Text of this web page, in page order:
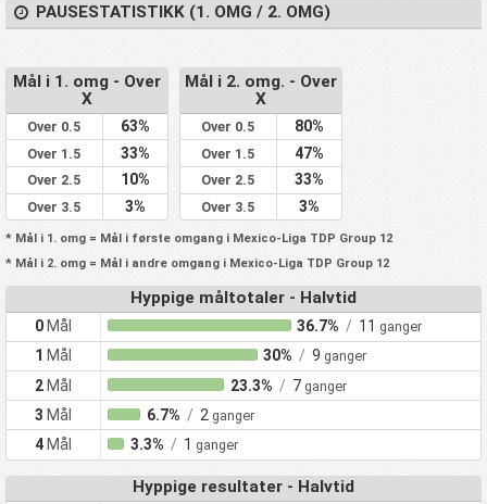
PAUSESTATISTIKK (1. OMG / 2. OMG)
Mål i 1. omg - Over
X
Over 0.5 63%
Over 1.5 33%
Over 2.5 10%
Over 3.5 3%
Mål i 2. omg. - Over
X
Over 0.5 80%
Over 1.5 47%
Over 2.5 33%
Over 3.5 3%
* Mål i 1. omg = Mål i første omgang i Mexico-Liga TDP Group 12
* Mål i 2. omg = Mål i andre omgang i Mexico-Liga TDP Group 12
Hyppige måltotaler - Halvtid
0 Mål 36.7% / 11 ganger
1 Mål 30% / 9 ganger
2Mål 23.3% / 7 ganger
3 Mål 6.7% / 2 ganger
4 Mål 3.3% / 1 ganger
Hyppige resultater - Halvtid